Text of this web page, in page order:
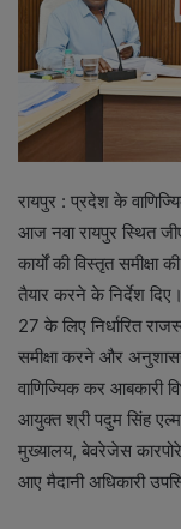
रायपुर : प्रदेश के
आज नवा रायपुर स्थित
कार्यों की विस्तृत समीक्षा
तैयार करने के निर्देश
27 के लिए निर्धारित
समीक्षा करने और
वाणिज्यिक कर आबकारी
आयुक्त श्री पदुम सिंह
मुख्यालय, बेवरेजेस
आए मैदानी अधिकारी